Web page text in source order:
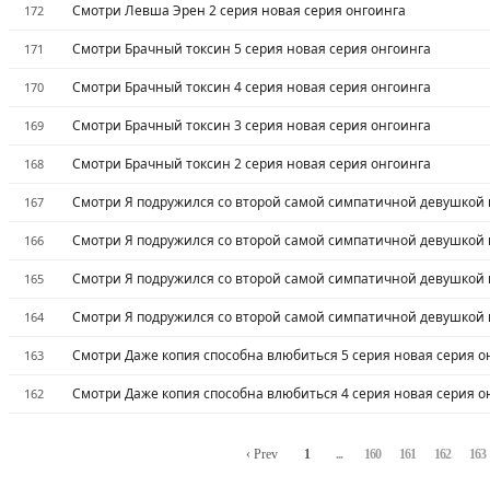
172 Смотри Левша Эрен 2 серия новая серия онгоинга
171 Смотри Брачный токсин 5 серия новая серия онгоинга
170 Смотри Брачный токсин 4 серия новая серия онгоинга
169 Смотри Брачный токсин 3 серия новая серия онгоинга
168 Смотри Брачный токсин 2 серия новая серия онгоинга
167 Смотри Я подружился со второй самой симпатичной девушкой
166 Смотри Я подружился со второй самой симпатичной девушкой
165 Смотри Я подружился со второй самой симпатичной девушкой
164 Смотри Я подружился со второй самой симпатичной девушкой
163 Смотри Даже копия способна влюбиться 5 серия новая серия
162 Смотри Даже копия способна влюбиться 4 серия новая серия
‹ Prev 1 ... 160 161 162 163